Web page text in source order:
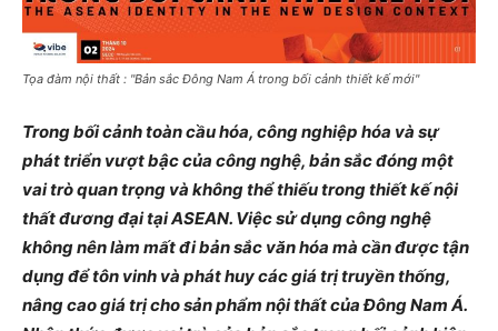
Tọa đàm nội thất : "Bản sắc Đông Nam Á trong bối cảnh thiết kế mới"
Trong bối cảnh toàn cầu hóa, công nghiệp hóa và sự
phát triển vượt bậc của công nghệ, bản sắc đóng một
vai trò quan trọng và không thể thiếu trong thiết kế nội
thất đương đại tại ASEAN. Việc sử dụng công nghệ
không nên làm mất đi bản sắc văn hóa mà cần được tận
dụng để tôn vinh và phát huy các giá trị truyền thống,
nâng cao giá trị cho sản phẩm nội thất của Đông Nam Á.